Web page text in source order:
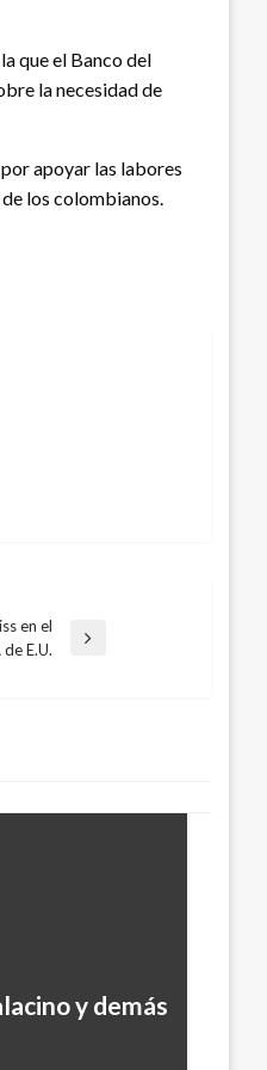
que el Banco del
la necesidad de
apoyar las labores
los colombianos.
en el
E.U.
y demás
en la Costa